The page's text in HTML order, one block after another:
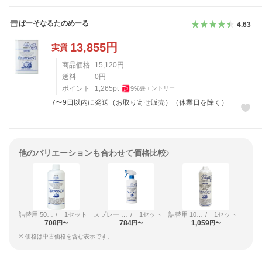
ぱーそなるたのめーる 4.63
実質 13,855円
商品価格 15,120円
送料
0円
ポイント
1,265pt 9%要エントリー
7〜9日以内に発送（お取り寄せ販売）（休業日を除く）
他のバリエーションも合わせて価格比較
/ 1セット
708円〜
/ 1セット
784円〜
/ 1セット
1,059円〜
※ 価格は中古価格を含む表示です。